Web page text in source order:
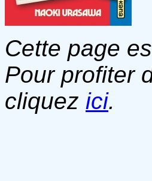
Cette page
Pour profiter
cliquez ici.